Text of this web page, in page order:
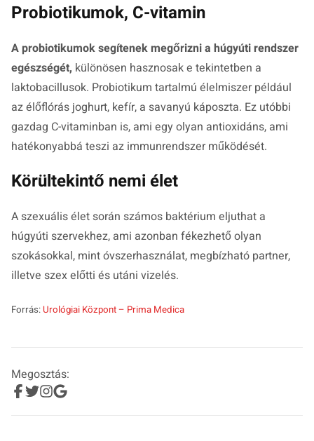
Probiotikumok, C-vitamin
A probiotikumok segítenek megőrizni a húgyúti rendszer
egészségét, különösen hasznosak e tekintetben a
laktobacillusok. Probiotikum tartalmú élelmiszer például
az élőflórás joghurt, kefír, a savanyú káposzta. Ez utóbbi
gazdag C-vitaminban is, ami egy olyan antioxidáns, ami
hatékonyabbá teszi az immunrendszer működését.
Körültekintő nemi élet
A szexuális élet során számos baktérium eljuthat a
húgyúti szervekhez, ami azonban fékezhető olyan
szokásokkal, mint óvszerhasználat, megbízható partner,
illetve szex előtti és utáni vizelés.
Forrás: Urológiai Központ – Prima Medica
Megosztás: